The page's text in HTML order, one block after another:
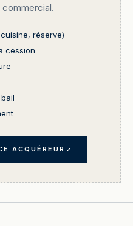
commercial.
réserve)
cession
ACQUÉREUR